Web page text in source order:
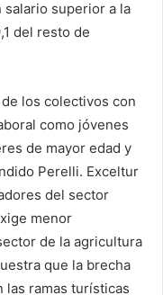
salario superior a la
del resto de
los colectivos con
como jóvenes
de mayor edad y
Perelli. Exceltur
del sector
menor
de la agricultura
que la brecha
las ramas turísticas